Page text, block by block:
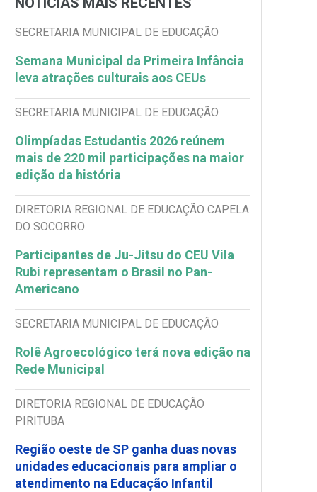
SECRETARIA MUNICIPAL DE EDUCAÇÃO
Semana Municipal da Primeira Infância
leva atrações culturais aos CEUs
SECRETARIA MUNICIPAL DE EDUCAÇÃO
Olimpíadas Estudantis 2026 reúnem
mais de 220 mil participações na maior
edição da história
DIRETORIA REGIONAL DE EDUCAÇÃO CAPELA
DO SOCORRO
Participantes de Ju-Jitsu do CEU Vila
Rubi representam o Brasil no Pan-
Americano
SECRETARIA MUNICIPAL DE EDUCAÇÃO
Rolê Agroecológico terá nova edição na
Rede Municipal
DIRETORIA REGIONAL DE EDUCAÇÃO
PIRITUBA
Região oeste de SP ganha duas novas
unidades educacionais para ampliar o
atendimento na Educação Infantil